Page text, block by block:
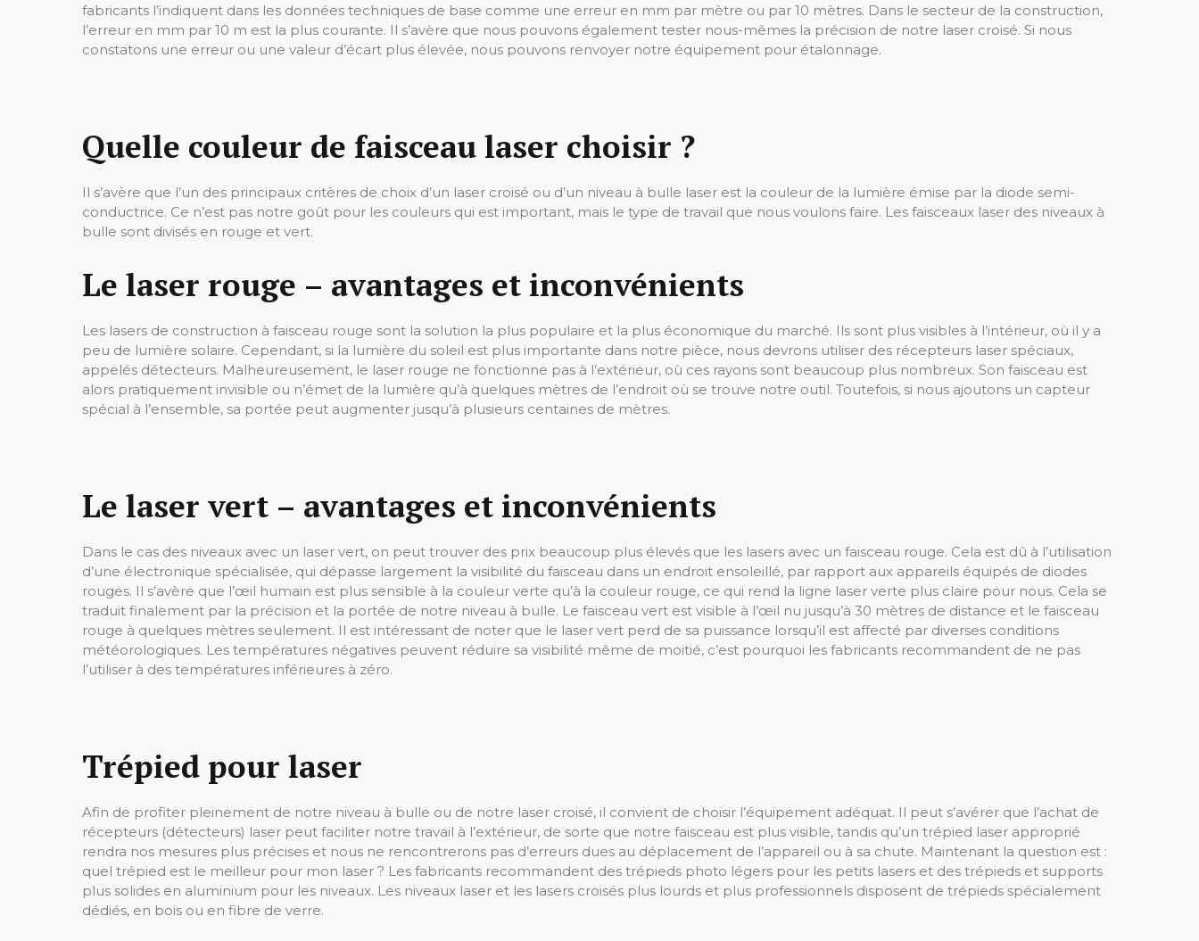
fabricants l’indiquent dans les données techniques de base comme une erreur en mm par mètre ou par 10 mètres. Dans le secteur de la construction,
l’erreur en mm par 10 m est la plus courante. Il s’avère que nous pouvons également tester nous-mêmes la précision de notre laser croisé. Si nous
constatons une erreur ou une valeur d’écart plus élevée, nous pouvons renvoyer notre équipement pour étalonnage.
Quelle couleur de faisceau laser choisir ?
Il s’avère que l’un des principaux critères de choix d’un laser croisé ou d’un niveau à bulle laser est la couleur de la lumière émise par la diode semi-
conductrice. Ce n’est pas notre goût pour les couleurs qui est important, mais le type de travail que nous voulons faire. Les faisceaux laser des niveaux à
bulle sont divisés en rouge et vert.
Le laser rouge – avantages et inconvénients
Les lasers de construction à faisceau rouge sont la solution la plus populaire et la plus économique du marché. Ils sont plus visibles à l’intérieur, où il y a
peu de lumière solaire. Cependant, si la lumière du soleil est plus importante dans notre pièce, nous devrons utiliser des récepteurs laser spéciaux,
appelés détecteurs. Malheureusement, le laser rouge ne fonctionne pas à l’extérieur, où ces rayons sont beaucoup plus nombreux. Son faisceau est
alors pratiquement invisible ou n’émet de la lumière qu’à quelques mètres de l’endroit où se trouve notre outil. Toutefois, si nous ajoutons un capteur
spécial à l’ensemble, sa portée peut augmenter jusqu’à plusieurs centaines de mètres.
Le laser vert – avantages et inconvénients
Dans le cas des niveaux avec un laser vert, on peut trouver des prix beaucoup plus élevés que les lasers avec un faisceau rouge. Cela est dû à l’utilisation
d’une électronique spécialisée, qui dépasse largement la visibilité du faisceau dans un endroit ensoleillé, par rapport aux appareils équipés de diodes
rouges. Il s’avère que l’œil humain est plus sensible à la couleur verte qu’à la couleur rouge, ce qui rend la ligne laser verte plus claire pour nous. Cela se
traduit finalement par la précision et la portée de notre niveau à bulle. Le faisceau vert est visible à l’œil nu jusqu’à 30 mètres de distance et le faisceau
rouge à quelques mètres seulement. Il est intéressant de noter que le laser vert perd de sa puissance lorsqu’il est affecté par diverses conditions
météorologiques. Les températures négatives peuvent réduire sa visibilité même de moitié, c’est pourquoi les fabricants recommandent de ne pas
l’utiliser à des températures inférieures à zéro.
Trépied pour laser
Afin de profiter pleinement de notre niveau à bulle ou de notre laser croisé, il convient de choisir l’équipement adéquat. Il peut s’avérer que l’achat de
récepteurs (détecteurs) laser peut faciliter notre travail à l’extérieur, de sorte que notre faisceau est plus visible, tandis qu’un trépied laser approprié
rendra nos mesures plus précises et nous ne rencontrerons pas d’erreurs dues au déplacement de l’appareil ou à sa chute. Maintenant la question est :
quel trépied est le meilleur pour mon laser ? Les fabricants recommandent des trépieds photo légers pour les petits lasers et des trépieds et supports
plus solides en aluminium pour les niveaux. Les niveaux laser et les lasers croisés plus lourds et plus professionnels disposent de trépieds spécialement
dédiés, en bois ou en fibre de verre.